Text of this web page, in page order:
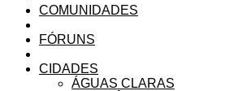
COMUNIDADES
FÓRUNS
CIDADES
ÁGUAS CLARAS